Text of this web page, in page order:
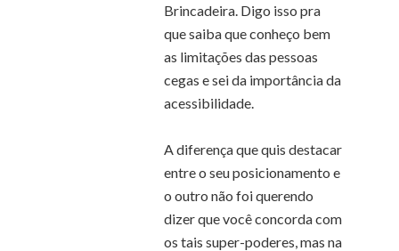
Brincadeira. Digo isso pra
que saiba que conheço bem
as limitações das pessoas
cegas e sei da importância da
acessibilidade.
A diferença que quis destacar
entre o seu posicionamento e
o outro não foi querendo
dizer que você concorda com
os tais super-poderes, mas na